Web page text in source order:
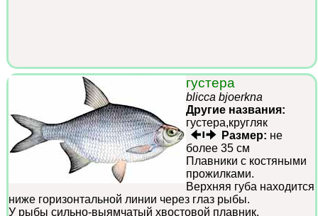
густера
blicca bjoerkna
Другие названия:
густера,кругляк
Размер: не
более 35 см
Плавники с костяными
прожилками.
Верхняя губа находится
ниже горизонтальной линии через глаз рыбы.
У рыбы сильно-выямчатый хвостовой плавник.